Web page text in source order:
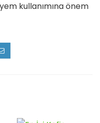
kullanımına önem